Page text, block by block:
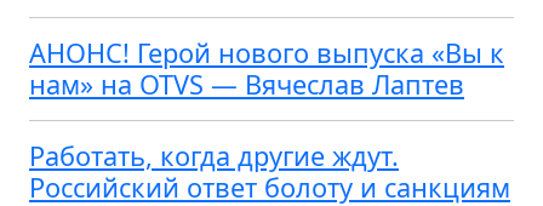
АНОНС! Герой нового выпуска «Вы к
нам» на OTVS — Вячеслав Лаптев
Работать, когда другие ждут.
Российский ответ болоту и санкциям